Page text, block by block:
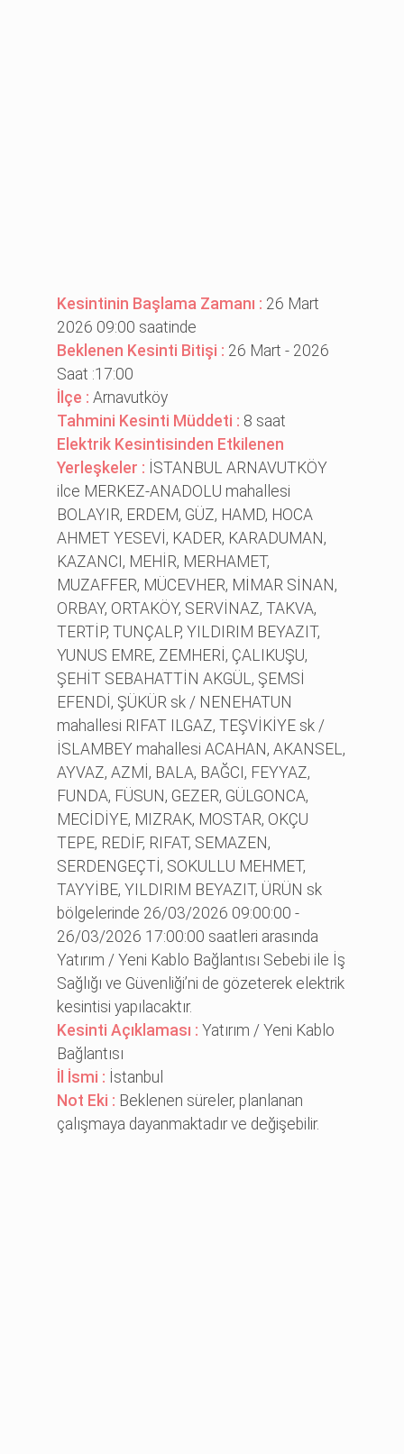
Kesintinin Başlama Zamanı : 26 Mart
2026 09:00 saatinde
Beklenen Kesinti Bitişi : 26 Mart - 2026
Saat :17:00
İlçe :Arnavutköy
Tahmini Kesinti Müddeti : 8 saat
Elektrik Kesintisinden Etkilenen
Yerleşkeler : İSTANBUL ARNAVUTKÖY
ilce MERKEZ-ANADOLU mahallesi
BOLAYIR, ERDEM, GÜZ, HAMD, HOCA
AHMET YESEVİ, KADER, KARADUMAN,
KAZANCI, MEHİR, MERHAMET,
MUZAFFER, MÜCEVHER, MİMAR SİNAN,
ORBAY, ORTAKÖY, SERVİNAZ, TAKVA,
TERTİP, TUNÇALP, YILDIRIM BEYAZIT,
YUNUS EMRE, ZEMHERİ, ÇALIKUŞU,
ŞEHİT SEBAHATTİN AKGÜL, ŞEMSİ
EFENDİ, ŞÜKÜR sk / NENEHATUN
mahallesi RIFAT ILGAZ, TEŞVİKİYE sk /
İSLAMBEY mahallesi ACAHAN, AKANSEL,
AYVAZ, AZMİ, BALA, BAĞCI, FEYYAZ,
FUNDA, FÜSUN, GEZER, GÜLGONCA,
MECİDİYE, MIZRAK, MOSTAR, OKÇU
TEPE, REDİF, RIFAT, SEMAZEN,
SERDENGEÇTİ, SOKULLU MEHMET,
TAYYİBE, YILDIRIM BEYAZIT, ÜRÜN sk
bölgelerinde 26/03/2026 09:00:00 -
26/03/2026 17:00:00 saatleri arasında
Yatırım / Yeni Kablo Bağlantısı Sebebi ile İş
Sağlığı ve Güvenliği’ni de gözeterek elektrik
kesintisi yapılacaktır.
Kesinti Açıklaması :Yatırım / Yeni Kablo
Bağlantısı
İl İsmi : İstanbul
Not Eki : Beklenen süreler, planlanan
çalışmaya dayanmaktadır ve değişebilir.